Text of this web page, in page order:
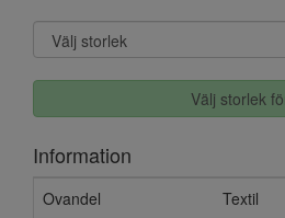
Välj storlek
Information
Ovandel
Textil